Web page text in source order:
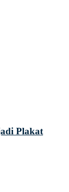
Plakat